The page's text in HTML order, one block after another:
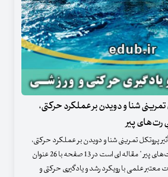
تمرینی شنا و دویدن بر عملکرد حرکتی،
رت‌های پیر
پروتکل تمرینی شنا و دویدن بر عملکرد حرکتی،
یادگیری، حافظۀ فضایی رت‌های پیر " مقاله ای است در 13 صفحه با 26 عنوان
علمی با رویکرد رشد و یادگیری حرکتی و